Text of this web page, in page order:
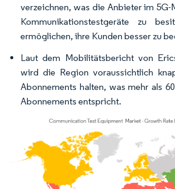
verzeichnen, was die Anbieter im 5G-
Kommunikationstestgeräte zu
ermöglichen, ihre Kunden besser zu
Laut dem Mobilitätsbericht von
wird die Region voraussichtlich
Abonnements halten, was mehr als
Abonnements entspricht.